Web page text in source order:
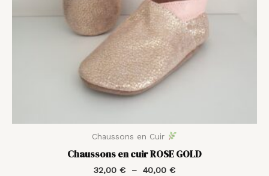
Chaussons en Cuir
Chaussons en cuir ROSE GOLD
32,00 € – 40,00 €